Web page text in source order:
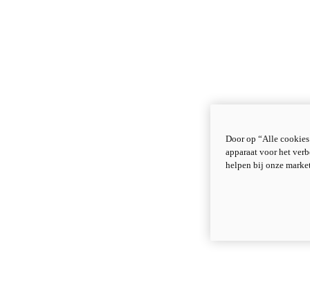
Door op “Alle
apparaat voor het
helpen bij onze